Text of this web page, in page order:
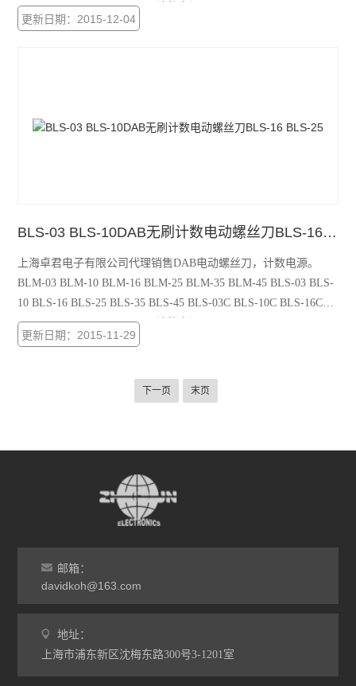
BLS-25C BLS-35C BLS-45C 计数电源：PS-60 PS-100 PS-100C
PS-100CH
更新日期：2015-12-04
BLS-03 BLS-10DAB无刷计数电动螺丝刀BLS-16 BLS-25
上海卓君电子有限公司代理销售DAB电动螺丝刀，计数电源。
BLM-03 BLM-10 BLM-16 BLM-25 BLM-35 BLM-45 BLS-03 BLS-
10 BLS-16 BLS-25 BLS-35 BLS-45 BLS-03C BLS-10C BLS-16C
BLS-25C BLS-35C BLS-45C 计数电源：PS-60 PS-100 PS-100C
PS-100CH
更新日期：2015-11-29
下一页 末页
邮箱：
davidkoh@163.com
地址：
上海市浦东新区沈梅东路300号3-1201室